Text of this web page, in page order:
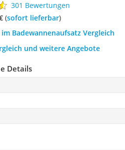
301 Bewertungen
( Sofort lieferbar)
im Badewannenaufsatz Vergleich
und weitere Angebote
Details